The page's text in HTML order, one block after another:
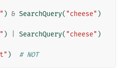
) & SearchQuery( "cheese" )
) SearchQuery( "cheese" )
) # NOT